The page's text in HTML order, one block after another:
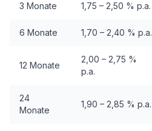
3 Monate 1,75 – 2,50 % p.a.
6 Monate 1,70 – 2,40 % p.a.
12 Monate
2,00 – 2,75 %
p.a.
24
Monate
1,90 – 2,85 % p.a.